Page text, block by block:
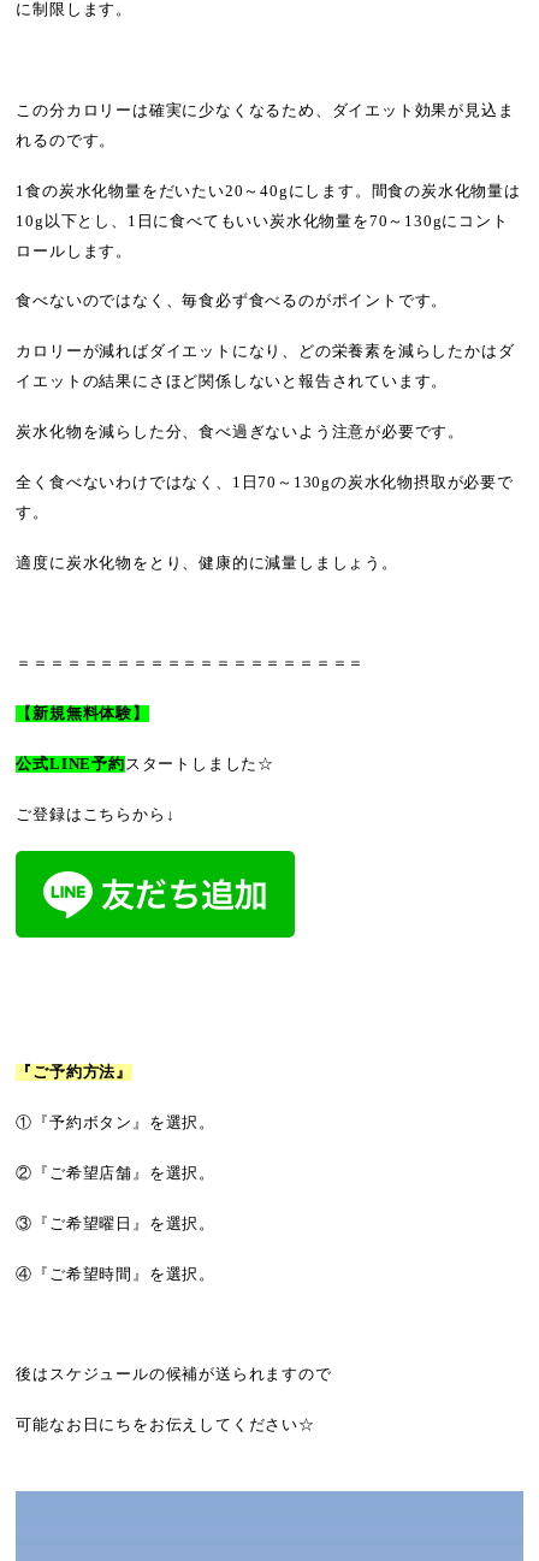
に制限します。
この分カロリーは確実に少なくなるため、ダイエット効果が見込ま
れるのです。
1食の炭水化物量をだいたい20～40gにします。間食の炭水化物量は
10g以下とし、1日に食べてもいい炭水化物量を70～130gにコント
ロールします。
食べないのではなく、毎食必ず食べるのがポイントです。
カロリーが減ればダイエットになり、どの栄養素を減らしたかはダ
イエットの結果にさほど関係しないと報告されています。
炭水化物を減らした分、食べ過ぎないよう注意が必要です。
全く食べないわけではなく、1日70～130gの炭水化物摂取が必要で
す。
適度に炭水化物をとり、健康的に減量しましょう。
＝＝＝＝＝＝＝＝＝＝＝＝＝＝＝＝＝＝＝＝＝
【新規無料体験】
公式LINE予約スタートしました☆
ご登録はこちらから↓
『ご予約方法』
①『予約ボタン』を選択。
②『ご希望店舗』を選択。
③『ご希望曜日』を選択。
④『ご希望時間』を選択。
後はスケジュールの候補が送られますので
可能なお日にちをお伝えしてください☆